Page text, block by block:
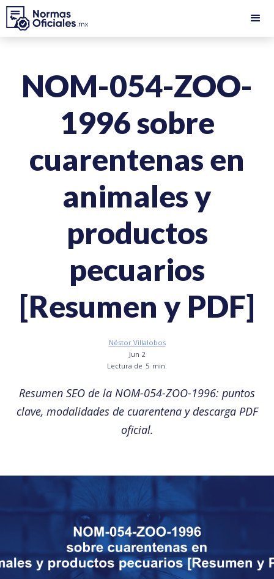
NOM-054-ZOO-
1996 sobre
cuarentenas en
animales y
productos
pecuarios
[Resumen y PDF]
Néstor Villalobos
Jun 2
Lectura de 5 min.
Resumen SEO de la NOM-054-ZOO-1996: puntos
clave, modalidades de cuarentena y descarga PDF
oficial.